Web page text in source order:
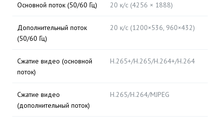
Основной поток (50/60 Гц) 20 к/с (4256 × 1888)
Дополнительный поток
(50/60 Гц)
20 к/с (1200×536, 960×432)
Сжатие видео (основной
поток)
H.265+/H.265/H.264+/H.264
Сжатие видео
(дополнительный поток)
H.265/H.264/MJPEG